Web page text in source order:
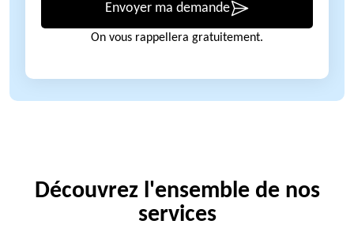
Envoyer ma demande
On vous rappellera gratuitement.
Découvrez l'ensemble de nos
services